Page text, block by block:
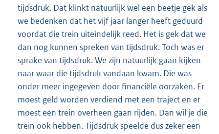
tijdsdruk. Dat klinkt natuurlijk wel een beetje gek als
we bedenken dat het vijf jaar langer heeft geduurd
voordat die trein uiteindelijk reed. Het is gek dat we
dan nog kunnen spreken van tijdsdruk. Toch was er
sprake van tijdsdruk. We zijn natuurlijk gaan kijken
naar waar die tijdsdruk vandaan kwam. Die was
onder meer ingegeven door financiële oorzaken. Er
moest geld worden verdiend met een traject en er
moest een trein overheen gaan rijden. Dan wil je die
trein ook hebben. Tijdsdruk speelde dus zeker een